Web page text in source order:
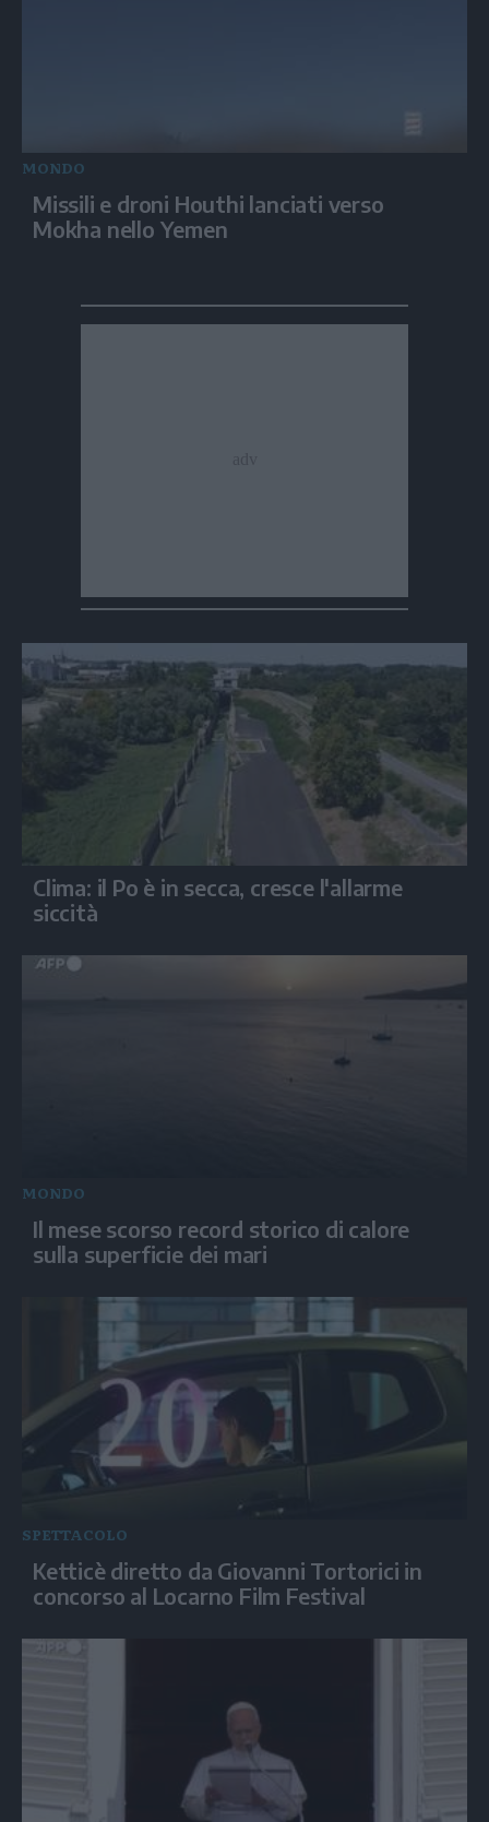
MONDO
Missili e droni Houthi lanciati verso
Mokha nello Yemen
Clima: il Po è in secca, cresce l'allarme
siccità
MONDO
Il mese scorso record storico di calore
sulla superficie dei mari
SPETTACOLO
Ketticè diretto da Giovanni Tortorici in
concorso al Locarno Film Festival